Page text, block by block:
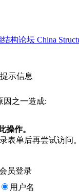
示信息
因之一造成:
操作。
表单后再尝试访问。
员登录
用户名